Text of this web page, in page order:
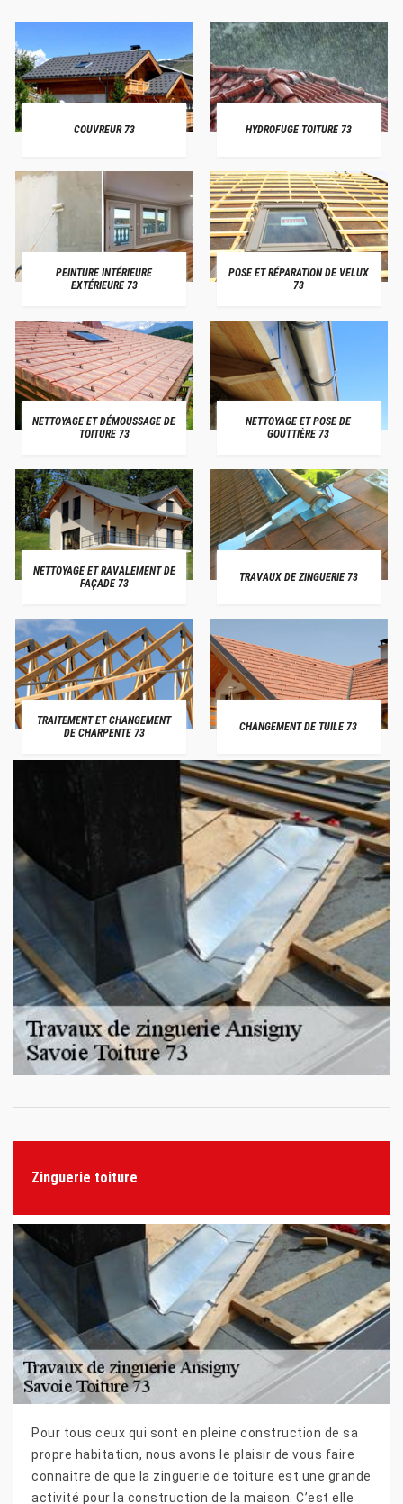
COUVREUR 73 HYDROFUGE TOITURE 73
PEINTURE INTÉRIEURE
EXTÉRIEURE 73
POSE ET RÉPARATION DE VELUX
73
NETTOYAGE ET DÉMOUSSAGE DE
TOITURE 73
NETTOYAGE ET POSE DE
GOUTTIÈRE 73
NETTOYAGE ET RAVALEMENT DE
FAÇADE 73
TRAVAUX DE ZINGUERIE 73
TRAITEMENT ET CHANGEMENT
DE CHARPENTE 73
CHANGEMENT DE TUILE 73
Zinguerie toiture
Pour tous ceux qui sont en pleine construction de sa
propre habitation, nous avons le plaisir de vous faire
connaitre de que la zinguerie de toiture est une grande
activité pour la construction de la maison. C’est elle